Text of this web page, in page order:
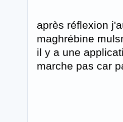
après réflexion
maghrébine
il y a une
marche pas car